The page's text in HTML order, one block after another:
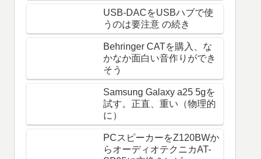
USB-DACをUSBハブで使
うのは要注意 の続き
Behringer CATを購入、な
かなか面白い音作りができ
そう
Samsung Galaxy a25 5gを
試す。正直、重い（物理的
に）
PCスピーカーをZ120BWか
らオーディオテクニカAT-